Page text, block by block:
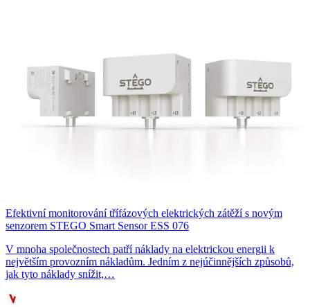
Efektivní monitorování třífázových elektrických zátěží s novým
senzorem STEGO Smart Sensor ESS 076
V mnoha společnostech patří náklady na elektrickou energii k
největším provozním nákladům. Jedním z nejúčinnějších způsobů,
jak tyto náklady snížit,…